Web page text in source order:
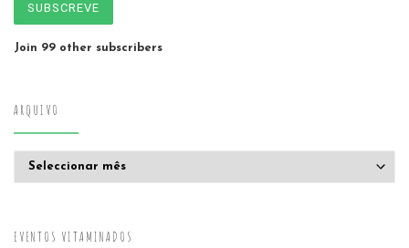
SUBSCREVE
Join 99 other subscribers
ARQUIVO
EVENTOS VITAMINADOS